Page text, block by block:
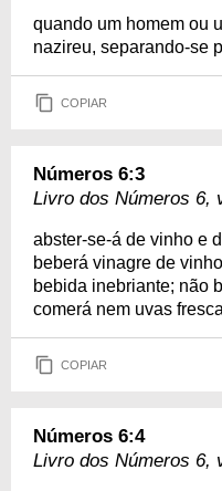
quando um homem ou
nazireu, separando-se
COPIAR
Números 6:3
Livro dos Números 6,
abster-se-á de vinho e
beberá vinagre de
bebida inebriante; não
comerá nem uvas
COPIAR
Números 6:4
Livro dos Números 6,